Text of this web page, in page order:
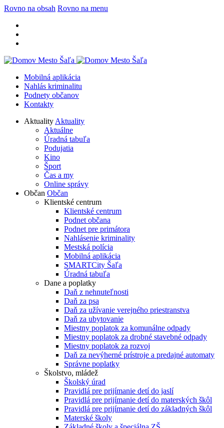
Rovno na obsah Rovno na menu
Mobilná aplikácia
Nahlás kriminalitu
Podnety občanov
Kontakty
Aktuality Aktuality
Aktuálne
Úradná tabuľa
Podujatia
Kino
Šport
Čas a my
Online správy
Občan Občan
Klientské centrum
Klientské centrum
Podnet občana
Podnet pre primátora
Nahlásenie kriminality
Mestská polícia
Mobilná aplikácia
SMARTCity Šaľa
Úradná tabuľa
Dane a poplatky
Daň z nehnuteľnosti
Daň za psa
Daň za užívanie verejného priestranstva
Daň za ubytovanie
Miestny poplatok za komunálne odpady
Miestny poplatok za drobné stavebné odpady
Miestny poplatok za rozvoj
Daň za nevýherné prístroje a predajné automaty
Správne poplatky
Školstvo, mládež
Školský úrad
Pravidlá pre prijímanie detí do jaslí
Pravidlá pre prijímanie detí do materských škôl
Pravidlá pre prijímanie detí do základných škôl
Materské školy